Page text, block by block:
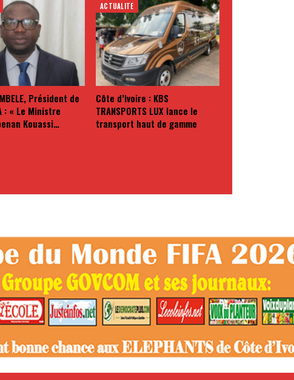
Président de
: « Le Ministre
Kouassi…
ACTUALITE
Côte d’Ivoire : KBS
TRANSPORTS LUX lance le
transport haut de gamme